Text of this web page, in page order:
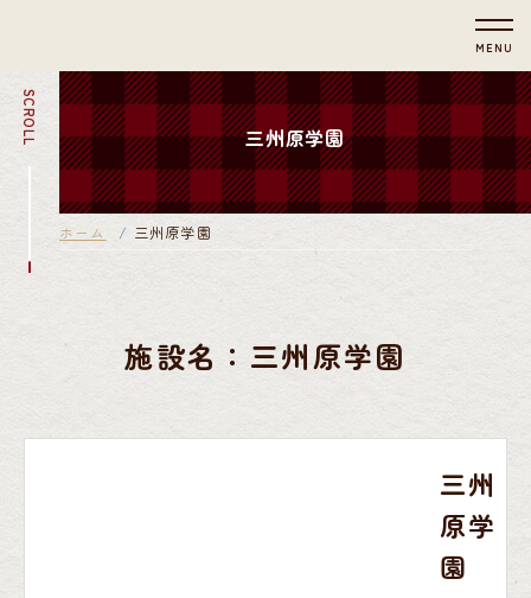
MENU
SCROLL 三州原学園
ホーム 三州原学園
施設名：三州原学園
三州
原学
園